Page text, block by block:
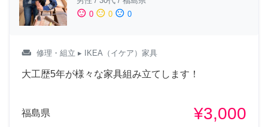
sentiment_satisfied 0 sentiment_neutral 0 sentiment_dissatisfied 0
weekend 修理・組立 ▸ IKEA（イケア）家具
大工歴5年が様々な家具組み立てします！
福島県 ¥3,000